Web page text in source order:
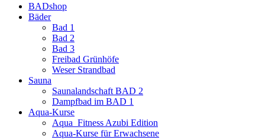
BADshop
Bäder
Bad 1
Bad 2
Bad 3
Freibad Grünhöfe
Weser Strandbad
Sauna
Saunalandschaft BAD 2
Dampfbad im BAD 1
Aqua-Kurse
Aqua_Fitness Azubi Edition
Aqua-Kurse für Erwachsene